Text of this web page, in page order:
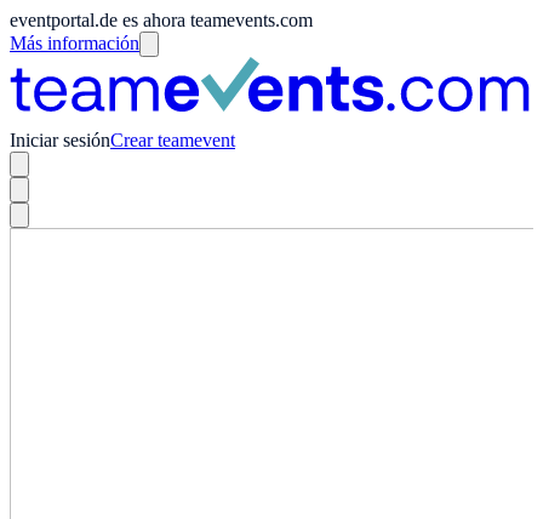
eventportal.de es ahora teamevents.com
Más información
Iniciar sesiónCrear teamevent